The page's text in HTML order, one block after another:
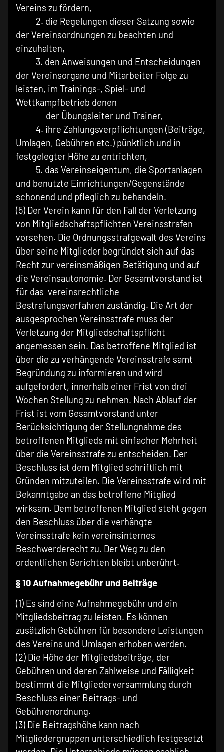
Vereins zu fördern,
2. die Regelungen dieser Satzung sowie
der Vereinsordnungen zu beachten und
einzuhalten,
3. den Anweisungen und Entscheidungen
der Vereinsorgane und Mitarbeiter Folge zu
leisten, im Trainings-, Spiel- und
Wettkampfbetrieb denen
der Übungsleiter und Trainer,
4. ihre Zahlungsverpflichtungen (Beiträge,
Umlagen, Gebühren etc.) pünktlich und in
festgelegter Höhe zu entrichten,
5. das Vereinseigentum, die Sportanlagen
und benutzte Einrichtungen/Gegenstände
schonend und pfleglich zu behandeln.
(5) Der Verein kann für den Fall der Verletzung
von Mitgliedschaftspflichten Vereinsstrafen
vorsehen. Die Ordnungsstrafgewalt des Vereins
über seine Mitglieder begründet sich auf das
Recht zur vereinsmäßigen Betätigung und auf
die Vereinsautonomie. Der Gesamtvorstand ist
für das vereinsrechtliche
Bestrafungsverfahren zuständig. Die Art der
ausgesprochen Vereinsstrafe muss der
Verletzung der Mitgliedschaftspflicht
angemessen sein. Das betroffene Mitglied ist
über die zu verhängende Vereinsstrafe samt
Begründung zu informieren und wird
aufgefordert, innerhalb einer Frist von drei
Wochen Stellung zu nehmen. Nach Ablauf der
Frist ist vom Gesamtvorstand unter
Berücksichtigung der Stellungnahme des
betroffenen Mitglieds mit einfacher Mehrheit
über die Vereinsstrafe zu entscheiden. Der
Beschluss ist dem Mitglied schriftlich mit
Gründen mitzuteilen. Die Vereinsstrafe wird mit
Bekanntgabe an das betroffene Mitglied
wirksam. Dem betroffenen Mitglied steht gegen
den Beschluss über die verhängte
Vereinsstrafe kein vereinsinternes
Beschwerderecht zu. Der Weg zu den
ordentlichen Gerichten bleibt unberührt.
§ 10 Aufnahmegebühr und Beiträge
(1) Es sind eine Aufnahmegebühr und ein
Mitgliedsbeitrag zu leisten. Es können
zusätzlich Gebühren für besondere Leistungen
des Vereins und Umlagen erhoben werden.
(2) Die Höhe der Mitgliedsbeiträge, der
Gebühren und deren Zahlweise und Fälligkeit
bestimmt die Mitgliederversammlung durch
Beschluss einer Beitrags- und
Gebührenordnung.
(3) Die Beitragshöhe kann nach
Mitgliedergruppen unterschiedlich festgesetzt